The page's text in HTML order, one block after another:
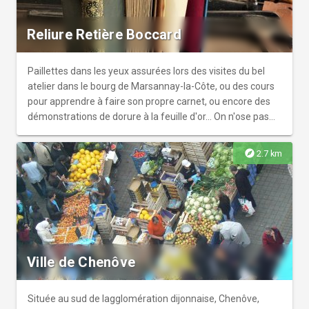
Reliure Retière Boccard
Paillettes dans les yeux assurées lors des visites du bel
atelier dans le bourg de Marsannay-la-Côte, ou des cours
pour apprendre à faire son propre carnet, ou encore des
démonstrations de dorure à la feuille d'or... On n'ose pas
moment ou jamais!
explore 2.7 km
Ville de Chenôve
Située au sud de lagglomération dijonnaise, Chenôve,